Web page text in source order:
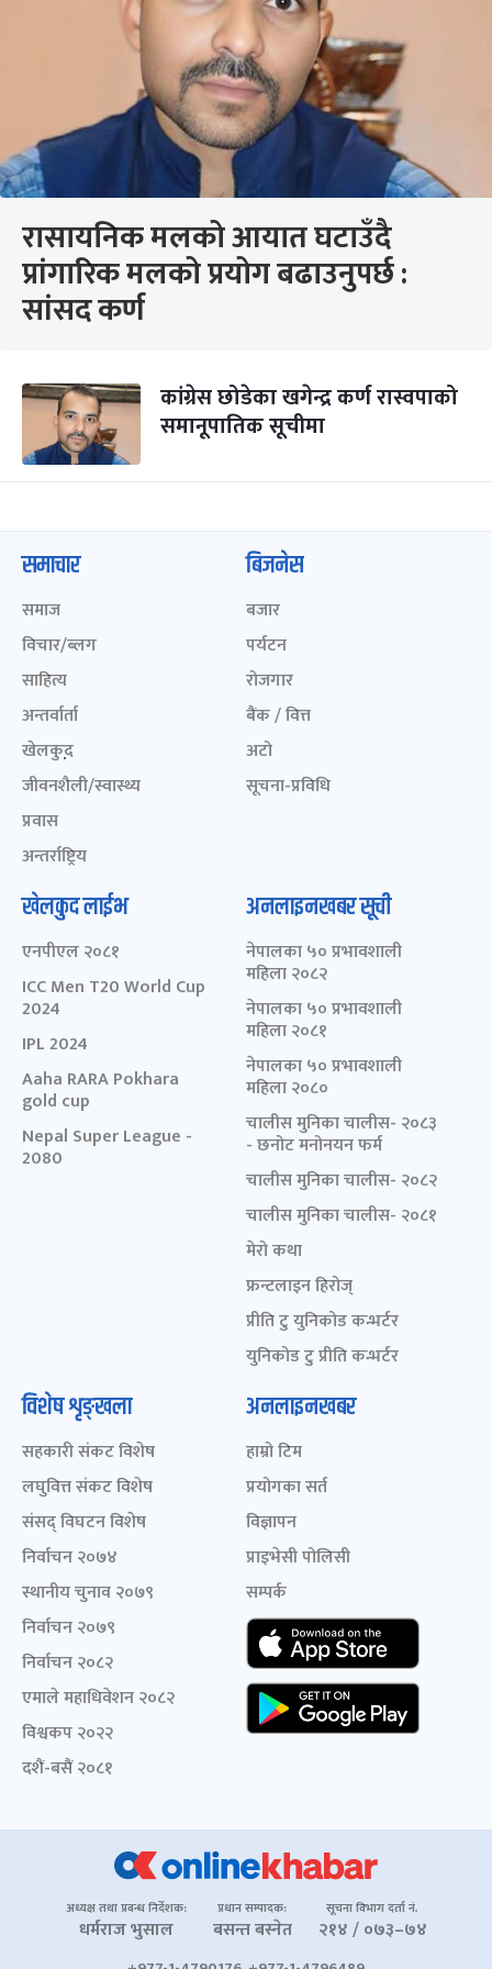
रासायनिक मलको आयात घटाउँदै
प्रांगारिक मलको प्रयोग बढाउनुपर्छ :
सांसद कर्ण
कांग्रेस छोडेका खगेन्द्र कर्ण रास्वपाको
समानूपातिक सूचीमा
समाचार
समाज
विचार/ब्लग
साहित्य
अन्तर्वार्ता
खेलकुद़़
जीवनशैली/स्वास्थ्य
प्रवास
अन्तर्राष्ट्रिय
बिजनेस
बजार
पर्यटन
रोजगार
बैंक / वित्त
अटो
सूचना-प्रविधि
खेलकुद लाईभ
एनपीएल २०८१
ICC Men T20 World Cup
2024
IPL 2024
Aaha RARA Pokhara
gold cup
Nepal Super League -
2080
अनलाइनखबर सूची
नेपालका ५० प्रभावशाली
महिला २०८२
नेपालका ५० प्रभावशाली
महिला २०८१
नेपालका ५० प्रभावशाली
महिला २०८०
चालीस मुनिका चालीस- २०८३
- छनोट मनोनयन फर्म
चालीस मुनिका चालीस- २०८२
चालीस मुनिका चालीस- २०८१
मेरो कथा
फ्रन्टलाइन हिरोज्
प्रीति टु युनिकोड कन्भर्टर
युनिकोड टु प्रीति कन्भर्टर
विशेष शृङ्खला
सहकारी संकट विशेष
लघुवित्त संकट विशेष
संसद् विघटन विशेष
निर्वाचन २०७४
स्थानीय चुनाव २०७९
निर्वाचन २०७९
निर्वाचन २०८२
एमाले महाधिवेशन २०८२
विश्वकप २०२२
दशैं-बसैं २०८१
अनलाइनखबर
हाम्रो टिम
प्रयोगका सर्त
विज्ञापन
प्राइभेसी पोलिसी
सम्पर्क
अध्यक्ष तथा प्रबन्ध निर्देशक:
धर्मराज भुसाल
प्रधान सम्पादक:
बसन्त बस्नेत
सूचना विभाग दर्ता नं.
२१४ / ०७३–७४